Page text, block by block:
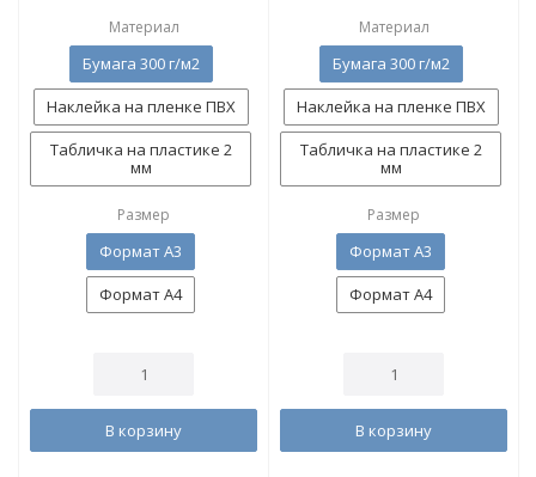
Материал
Бумага 300 г/м2
Наклейка на пленке ПВХ
Табличка на пластике 2
мм
Размер
Формат А3
Формат А4
В корзину
Материал
Бумага 300 г/м2
Наклейка на пленке ПВХ
Табличка на пластике 2
мм
Размер
Формат А3
Формат А4
В корзину